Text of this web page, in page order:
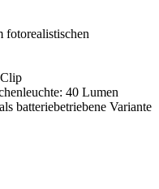
40 Lumen
batteriebetriebene Variante